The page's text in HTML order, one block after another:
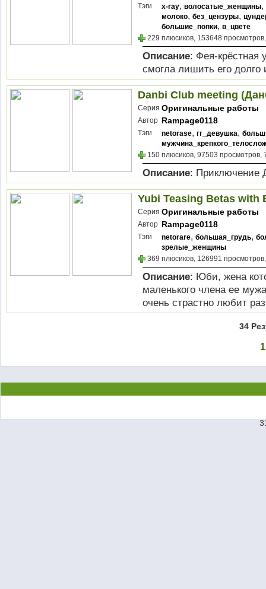
Тэги x-ray, волосатые_женщины,
молоко, без_цензуры,
большие_попки, в_цвете
229 плюсиков, 153648
Описание: Фея-крёстная
смогла лишить его долго
Danbi Club meeting
Серия Оригинальные работы
Автор Rampage0118
Тэги netorase, гг_девушка,
150 плюсиков, 97503 просмотров,
Описание: Приключение
Yubi Teasing Betas with
Серия Оригинальные работы
Автор Rampage0118
Тэги netorare, большая_грудь,
зрелые_женщины
369 плюсиков, 126991
Описание: Юби, жена
маленького члена ее
очень страстно любит
34
1